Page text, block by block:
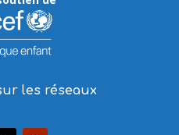
les réseaux